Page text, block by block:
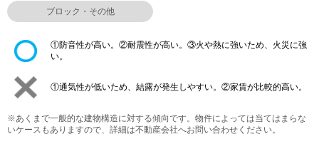
ブロック・その他
①防音性が高い。②耐震性が高い。③火や熱に強いため、火災に強
い。
①通気性が低いため、結露が発生しやすい。②家賃が比較的高い。
※あくまで一般的な建物構造に対する傾向です。物件によっては当てはまらな
いケースもありますので、詳細は不動産会社へお問い合わせください。